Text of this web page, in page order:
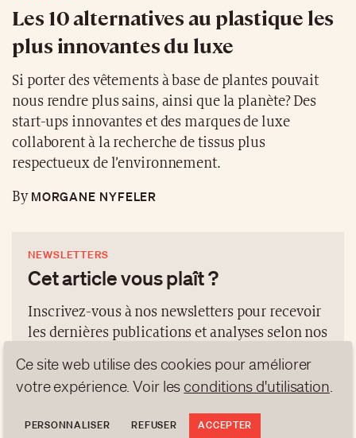
Les 10 alternatives au plastique les
plus innovantes du luxe
Si porter des vêtements à base de plantes pouvait
nous rendre plus sains, ainsi que la planète? Des
start-ups innovantes et des marques de luxe
collaborent à la recherche de tissus plus
respectueux de l’environnement.
ByMORGANE NYFELER
NEWSLETTERS
Cet article vous plaît ?
Inscrivez-vous à nos newsletters pour recevoir
les dernières publications et analyses selon nos
NEWS GEN Z
ANALYSES
TRENDS TO WATCH
Ce site web utilise des cookies pour améliorer
votre expérience. Voir les conditions d'utilisation
PERSONNALISER REFUSER ACCEPTER